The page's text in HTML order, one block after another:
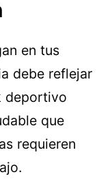
en tus
debe reflejar
deportivo
que
requieren